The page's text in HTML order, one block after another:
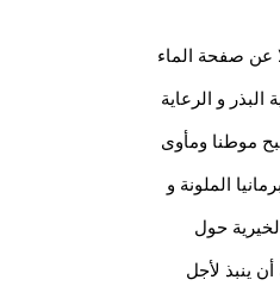
عن صفحة الماء
و الرعاية
موطنا ومأوى
الملونة و
حول
ينبذ لأجل